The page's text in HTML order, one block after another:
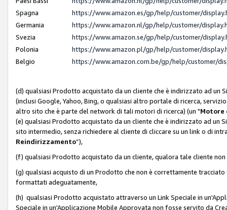
Spagna
https://www.amazon.es/gp/help/customer/
Germania
https://www.amazon.nl/gp/help/customer/
Svezia
https://www.amazon.se/gp/help/customer/
Polonia
https://www.amazon.pl/gp/help/customer/
Belgio
https://www.amazon.com.be/gp/help/customer/
(d) qualsiasi Prodotto acquistato da un cliente che è indirizzato ad un
(inclusi Google, Yahoo, Bing, o qualsiasi altro portale di ricerca,
altro sito che è parte del network di tali motori di ricerca) (un "Motore
(e) qualsiasi Prodotto acquistato da un cliente che è indirizzato ad un
sito intermedio, senza richiedere al cliente di cliccare su un link o di
Reindirizzamento”),
(f) qualsiasi Prodotto acquistato da un cliente, qualora tale cliente
(g) qualsiasi acquisto di un Prodotto che non è correttamente
formattati adeguatamente,
(h) qualsiasi Prodotto acquistato attraverso un Link Speciale in
Speciale in un'Applicazione Mobile Approvata non fosse servito da